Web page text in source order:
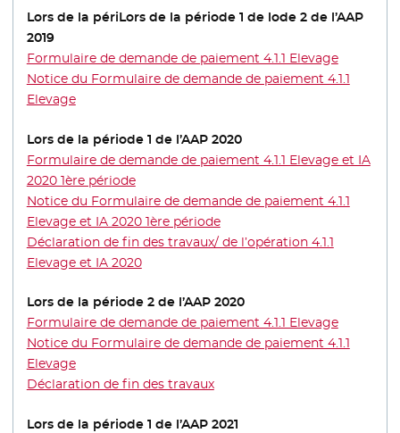
Lors de la périLors de la période 1 de lode 2 de l’AAP
2019
Formulaire de demande de paiement 4.1.1 Elevage
Notice du Formulaire de demande de paiement 4.1.1
Elevage
Lors de la période 1 de l’AAP 2020
Formulaire de demande de paiement 4.1.1 Elevage et IA
2020 1ère période- Nouvelle fenêtre
Notice du Formulaire de demande de paiement 4.1.1
Elevage et IA 2020 1ère période- Nouvelle fenêtre
Déclaration de fin des travaux/ de l’opération 4.1.1
Elevage et IA 2020
Lors de la période 2 de l’AAP 2020
Formulaire de demande de paiement 4.1.1 Elevage
Notice du Formulaire de demande de paiement 4.1.1
Elevage- Nouvelle fenêtre
Déclaration de fin des travaux
Lors de la période 1 de l’AAP 2021